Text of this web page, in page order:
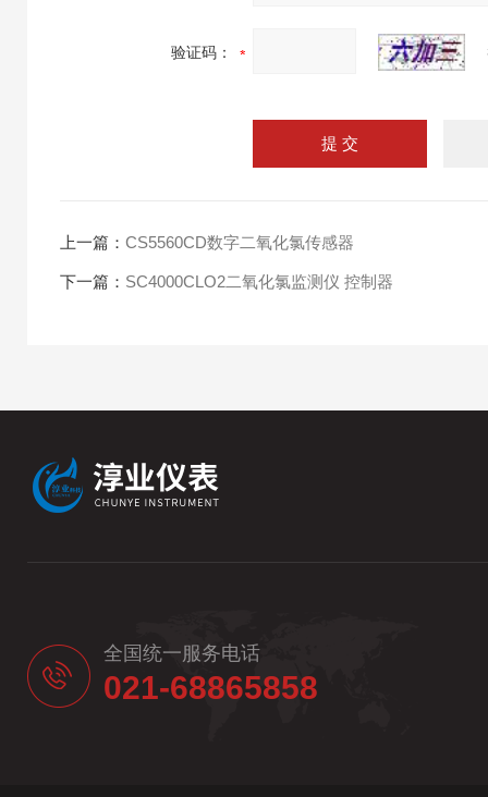
验证码：
上一篇： CS5560CD数字二氧化氯传感器
下一篇： SC4000CLO2二氧化氯监测仪 控制器
全国统一服务电话
021-68865858